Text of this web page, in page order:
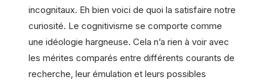
incognitaux. Eh bien voici de quoi la satisfaire notre
curiosité. Le cognitivisme se comporte comme
une idéologie hargneuse. Cela n’a rien à voir avec
les mérites comparés entre différents courants de
recherche, leur émulation et leurs possibles